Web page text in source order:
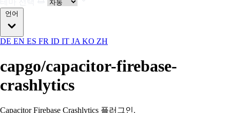
언어
DE EN ES FR ID IT JA KO ZH
capgo/capacitor-firebase-
crashlytics
Capacitor Firebase Crashlytics 플러그인.